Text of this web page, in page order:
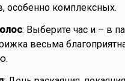
особенно комплексных.
: Выберите час и – в
весьма